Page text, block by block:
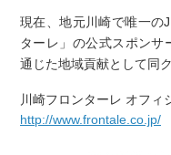
現在、地元川崎で唯一の
ターレ」の公式スポンサ
通じた地域貢献として同
川崎フロンターレ オフィ
http://www.frontale.co.jp/